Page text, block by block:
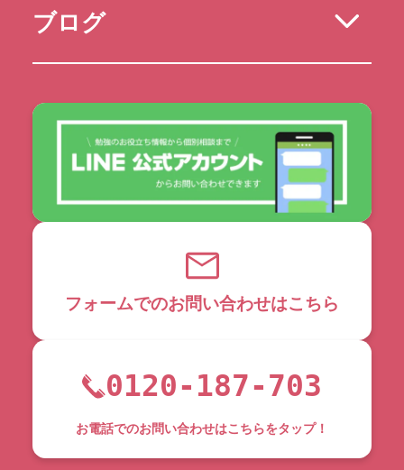
ブログ
フォームでのお問い合わせはこちら
0120-187-703
お電話でのお問い合わせはこちらをタップ！